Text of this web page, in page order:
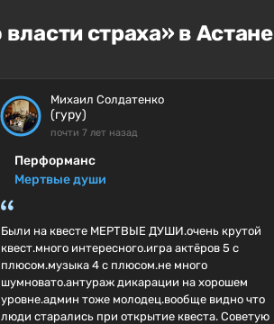
страха» в Астане
Михаил Солдатенко
(гуру)
почти 7 лет назад
Перформанс
Мертвые души
Были на квесте МЕРТВЫЕ ДУШИ.очень крутой
квест.много интересного.игра актёров 5 с
плюсом.музыка 4 с плюсом.не много
шумновато.антураж дикарации на хорошем
уровне.админ тоже молодец.вообще видно что
люди старались при открытие квеста. Советую